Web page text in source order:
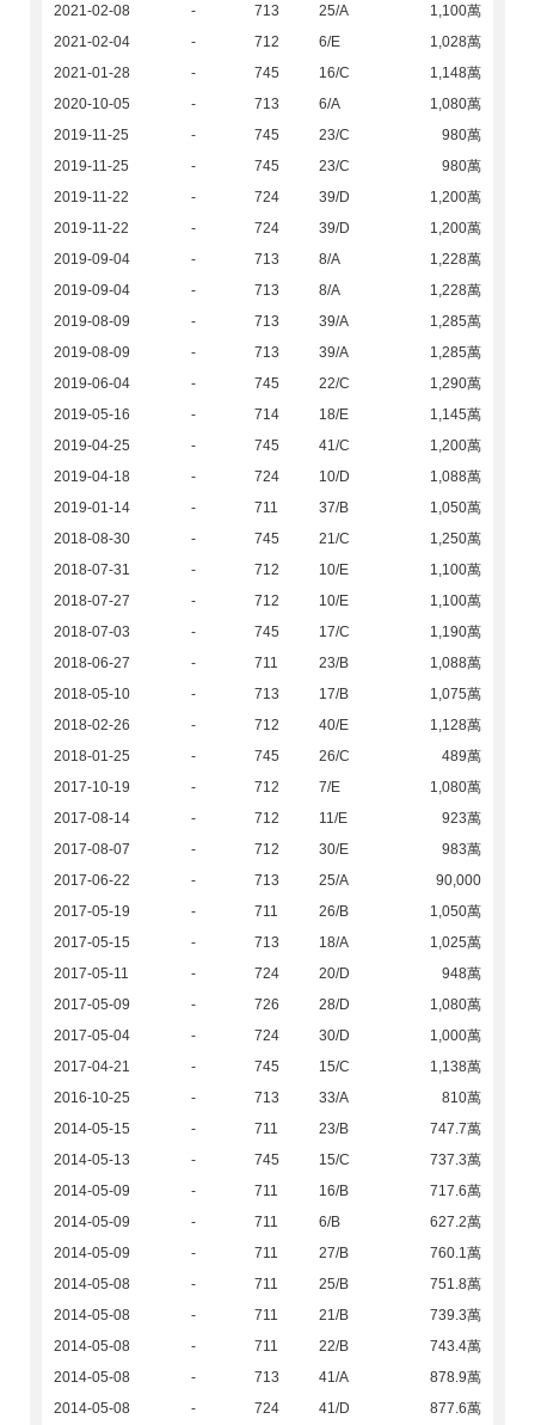
2021-02-08 - 713 25/A
1,100萬
2021-02-04
- 712 6/E
1,028萬
2021-01-28
- 745 16/C
1,148萬
2020-10-05
- 713 6/A
1,080萬
2019-11-25
- 745 23/C
980萬
2019-11-25
- 745 23/C
980萬
2019-11-22
- 724 39/D
1,200萬
2019-11-22
- 724 39/D
1,200萬
2019-09-04
- 713 8/A
1,228萬
2019-09-04
- 713 8/A
1,228萬
2019-08-09
- 713 39/A
1,285萬
2019-08-09
- 713 39/A
1,285萬
2019-06-04
- 745 22/C
1,290萬
2019-05-16
- 714 18/E
1,145萬
2019-04-25
- 745 41/C
1,200萬
2019-04-18
- 724 10/D
1,088萬
2019-01-14
- 711 37/B
1,050萬
2018-08-30
- 745 21/C
1,250萬
2018-07-31
- 712 10/E
1,100萬
2018-07-27
- 712 10/E
1,100萬
2018-07-03
- 745 17/C
1,190萬
2018-06-27
- 711 23/B
1,088萬
2018-05-10
- 713 17/B
1,075萬
2018-02-26
- 712 40/E
1,128萬
2018-01-25
- 745 26/C
489萬
2017-10-19
- 712 7/E
1,080萬
2017-08-14
- 712 11/E
923萬
2017-08-07
- 712 30/E
983萬
2017-06-22
- 713 25/A
90,000
2017-05-19
- 711 26/B
1,050萬
2017-05-15
- 713 18/A
1,025萬
2017-05-11
- 724 20/D
948萬
2017-05-09
- 726 28/D
1,080萬
2017-05-04
- 724 30/D
1,000萬
2017-04-21
- 745 15/C
1,138萬
2016-10-25
- 713 33/A
810萬
2014-05-15
- 711 23/B
747.7萬
2014-05-13
- 745 15/C
737.3萬
2014-05-09
- 711 16/B
717.6萬
2014-05-09
- 711 6/B
627.2萬
2014-05-09
- 711 27/B
760.1萬
2014-05-08
- 711 25/B
751.8萬
2014-05-08
- 711 21/B
739.3萬
2014-05-08
- 711 22/B
743.4萬
2014-05-08
- 713 41/A
878.9萬
2014-05-08
- 724 41/D
877.6萬